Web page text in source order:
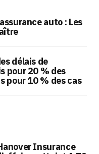
auto : Les
délais de
pour 20 % des
pour 10 % des cas
Insurance